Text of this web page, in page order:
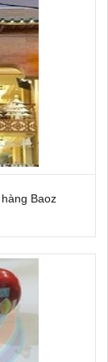
Baoz